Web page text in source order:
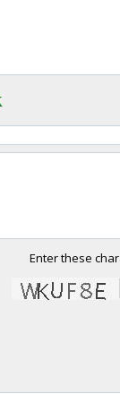
Enter these